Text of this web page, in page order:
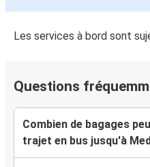
Les services à bord sont
Questions
Combien de bagages
trajet en bus jusqu'à